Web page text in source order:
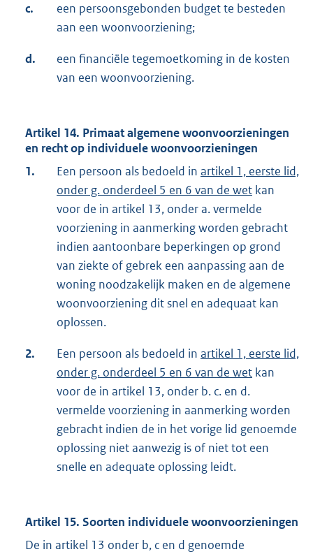
c.
een persoonsgebonden budget te besteden
aan een woonvoorziening;
d.
een financiële tegemoetkoming in de kosten
van een woonvoorziening.
Artikel 14. Primaat algemene woonvoorzieningen
en recht op individuele woonvoorzieningen
1.
Een persoon als bedoeld in artikel 1, eerste lid,
onder g. onderdeel 5 en 6 van de wet kan
voor de in artikel 13, onder a. vermelde
voorziening in aanmerking worden gebracht
indien aantoonbare beperkingen op grond
van ziekte of gebrek een aanpassing aan de
woning noodzakelijk maken en de algemene
woonvoorziening dit snel en adequaat kan
oplossen.
2. Een persoon als bedoeld in artikel 1, eerste lid,
onder g. onderdeel 5 en 6 van de wet kan
voor de in artikel 13, onder b. c. en d.
vermelde voorziening in aanmerking worden
gebracht indien de in het vorige lid genoemde
oplossing niet aanwezig is of niet tot een
snelle en adequate oplossing leidt.
Artikel 15. Soorten individuele woonvoorzieningen
De in artikel 13 onder b, c en d genoemde